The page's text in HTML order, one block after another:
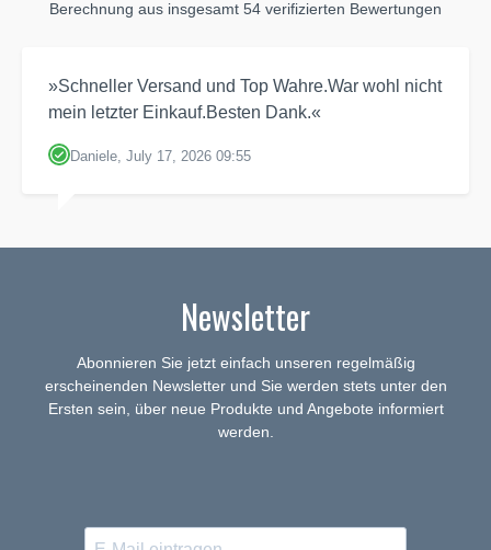
Berechnung aus insgesamt 54 verifizierten Bewertungen
»Schneller Versand und Top Wahre.War wohl nicht
mein letzter Einkauf.Besten Dank.«
Daniele, July 17, 2026 09:55
Newsletter
Abonnieren Sie jetzt einfach unseren regelmäßig
erscheinenden Newsletter und Sie werden stets unter den
Ersten sein, über neue Produkte und Angebote informiert
werden.